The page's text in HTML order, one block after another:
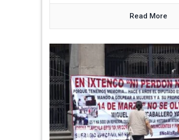
Read More